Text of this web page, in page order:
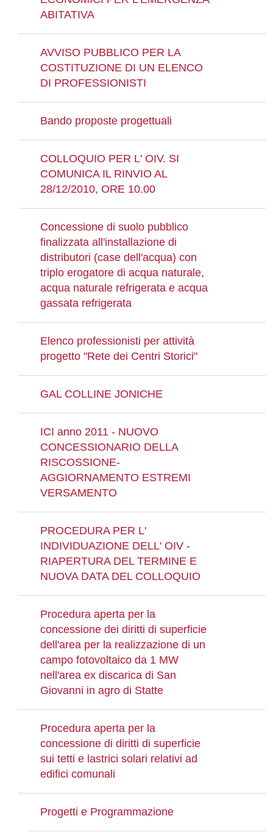
ABITATIVA
AVVISO PUBBLICO PER LA
COSTITUZIONE DI UN ELENCO
DI PROFESSIONISTI
Bando proposte progettuali
COLLOQUIO PER L' OIV. SI
COMUNICA IL RINVIO AL
28/12/2010, ORE 10.00
Concessione di suolo pubblico
finalizzata all'installazione di
distributori (case dell'acqua) con
triplo erogatore di acqua naturale,
acqua naturale refrigerata e acqua
gassata refrigerata
Elenco professionisti per attività
progetto "Rete dei Centri Storici"
GAL COLLINE JONICHE
ICI anno 2011 - NUOVO
CONCESSIONARIO DELLA
RISCOSSIONE-
AGGIORNAMENTO ESTREMI
VERSAMENTO
PROCEDURA PER L'
INDIVIDUAZIONE DELL' OIV -
RIAPERTURA DEL TERMINE E
NUOVA DATA DEL COLLOQUIO
Procedura aperta per la
concessione dei diritti di superficie
dell'area per la realizzazione di un
campo fotovoltaico da 1 MW
nell'area ex discarica di San
Giovanni in agro di Statte
Procedura aperta per la
concessione di diritti di superficie
sui tetti e lastrici solari relativi ad
edifici comunali
Progetti e Programmazione